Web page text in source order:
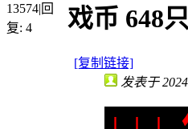
13574|回
复: 4
戏币 648
[复制链接]
发表于